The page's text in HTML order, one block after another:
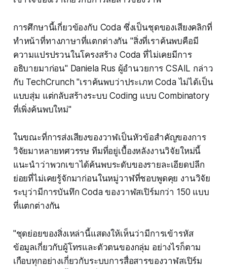
การศึกษานี้เกี่ยวข้องกับ Coda ซึ่งเป็นชุดของเสียงคลิกที่
ทำหน้าที่ทางภาษาที่แตกต่างกัน "สิ่งที่เราค้นพบคือมี
ความแปรปรวนในโครงสร้าง Coda ที่ไม่เคยมีการ
อธิบายมาก่อน" Daniela Rus ผู้อำนวยการ CSAIL กล่าว
กับ TechCrunch "เราค้นพบว่าประเภท Coda ไม่ได้เป็น
แบบสุ่ม แต่กลับสร้างระบบ Coding แบบ Combinatory
ที่เพิ่งค้นพบใหม่"
ในขณะที่การส่งเสียงของวาฬเป็นหัวข้อสำคัญของการ
วิจัยมาหลายทศวรรษ ทีมที่อยู่เบื้องหลังงานวิจัยใหม่นี้
แนะนำว่าพวกเขาได้ค้นพบระดับของรายละเอียดปลีก
ย่อยที่ไม่เคยรู้จักมาก่อนในหมู่วาฬที่ชอบพูดคุย งานวิจัย
ระบุว่ามีการบันทึก Coda ของวาฬสเปิร์มกว่า 150 แบบ
ที่แตกต่างกัน
"ชุดย่อยของสิ่งเหล่านี้แสดงให้เห็นว่ามีการเข้ารหัส
ข้อมูลเกี่ยวกับผู้โทรและตัวตนของกลุ่ม อย่างไรก็ตาม
เกือบทุกอย่างเกี่ยวกับระบบการสื่อสารของวาฬสเปิร์ม